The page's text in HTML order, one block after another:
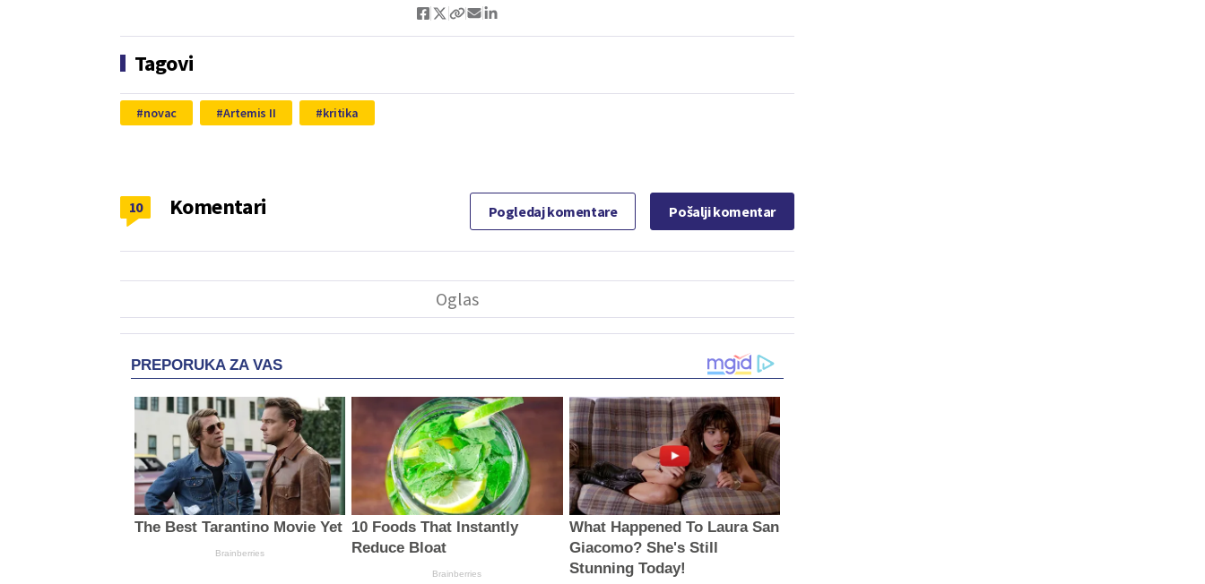
Tagovi
novac Artemis II kritika
Komentari
10 Pogledaj komentare Pošalji komentar
PREPORUKA ZA VAS
The Best Tarantino Movie Yet
Brainberries
10 Foods That Instantly
Reduce Bloat
Brainberries
What Happened To Laura San
Giacomo? She's Still
Stunning Today!